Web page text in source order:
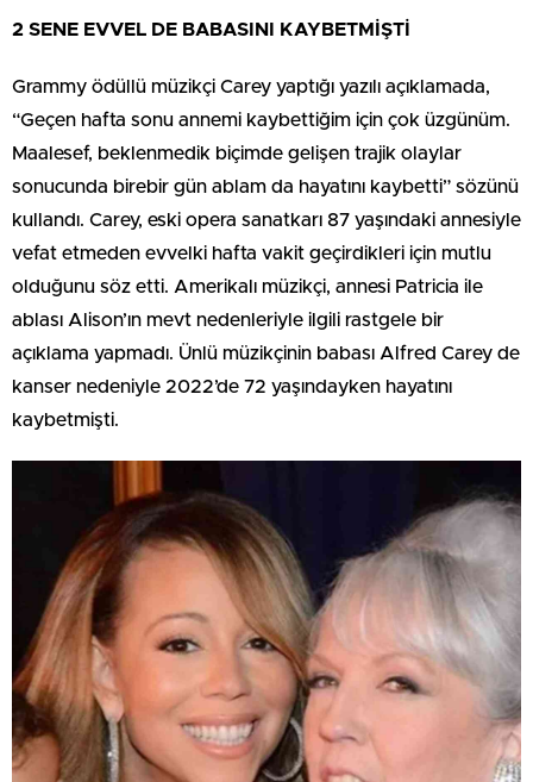
2 SENE EVVEL DE BABASINI KAYBETMİŞTİ
Grammy ödüllü müzikçi Carey yaptığı yazılı açıklamada,
“Geçen hafta sonu annemi kaybettiğim için çok üzgünüm.
Maalesef, beklenmedik biçimde gelişen trajik olaylar
sonucunda birebir gün ablam da hayatını kaybetti” sözünü
kullandı. Carey, eski opera sanatkarı 87 yaşındaki annesiyle
vefat etmeden evvelki hafta vakit geçirdikleri için mutlu
olduğunu söz etti. Amerikalı müzikçi, annesi Patricia ile
ablası Alison’ın mevt nedenleriyle ilgili rastgele bir
açıklama yapmadı. Ünlü müzikçinin babası Alfred Carey de
kanser nedeniyle 2022’de 72 yaşındayken hayatını
kaybetmişti.